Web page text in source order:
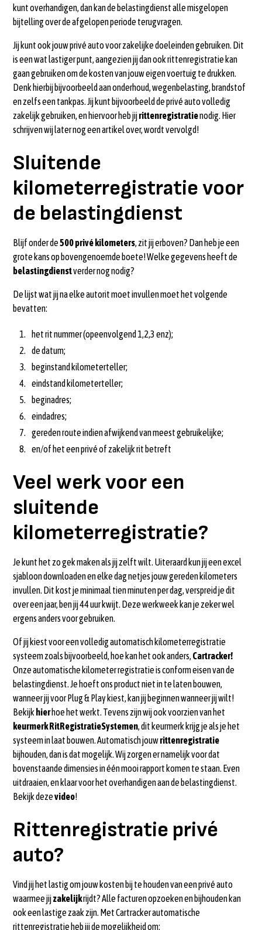
kunt overhandigen, dan kan de belastingdienst alle misgelopen
bijtelling over de afgelopen periode terugvragen.
Jij kunt ook jouw privé auto voor zakelijke doeleinden gebruiken. Dit
is een wat lastiger punt, aangezien jij dan ook rittenregistratie kan
gaan gebruiken om de kosten van jouw eigen voertuig te drukken.
Denk hierbij bijvoorbeeld aan onderhoud, wegenbelasting, brandstof
en zelfs een tankpas. Jij kunt bijvoorbeeld de privé auto volledig
zakelijk gebruiken, en hiervoor heb jijrittenregistratienodig. Hier
schrijven wij later nog een artikel over, wordt vervolgd!
Sluitende
kilometerregistratie voor
de belastingdienst
Blijf onder de500 privé kilometers, zit jij erboven? Dan heb je een
grote kans op bovengenoemde boete! Welke gegevens heeft de
belastingdienstverder nog nodig?
De lijst wat jij na elke autorit moet invullen moet het volgende
bevatten:
het rit nummer (opeenvolgend 1,2,3 enz);
de datum;
beginstand kilometerteller;
eindstand kilometerteller;
beginadres;
eindadres;
gereden route indien afwijkend van meest gebruikelijke;
en/of het een privé of zakelijk rit betreft
Veel werk voor een
sluitende
kilometerregistratie?
Je kunt het zo gek maken als jij zelft wilt. Uiteraard kun jij een excel
sjabloon downloaden en elke dag netjes jouw gereden kilometers
invullen. Dit kost je minimaal tien minuten per dag, verspreid je dit
over een jaar, ben jij 44 uur kwijt. Deze werkweek kan je zeker wel
ergens anders voor gebruiken.
Of jij kiest voor een volledig automatisch kilometerregistratie
systeem zoals bijvoorbeeld, hoe kan het ook anders, Cartracker!
Onze automatische kilometer registratie is conform eisen van de
belastingdienst. Je hoeft ons product niet in te laten bouwen,
wanneer jij voor Plug & Play kiest, kan jij beginnen wanneer jij wilt!
Bekijkhierhoe het werkt. Tevens zijn wij ook voorzien van het
keurmerk RitRegistratieSystemen, dit keurmerk krijg je als je het
systeem in laat bouwen. Automatisch jouwrittenregistratie
bijhouden, dan is dat mogelijk. Wij zorgen er namelijk voor dat
bovenstaande dimensies in één mooi rapport komen te staan. Even
uitdraaien, en klaar voor het overhandigen aan de belastingdienst.
Bekijk dezevideo!
Rittenregistratie privé
auto?
Vind jij het lastig om jouw kosten bij te houden van een privé auto
waarmee jijzakelijkrijdt? Alle facturen opzoeken en bijhouden kan
ook een lastige zaak zijn. Met Cartracker automatische
rittenregistratie heb jij de mogelijkheid om: